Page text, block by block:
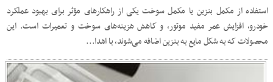
استفاده از مکمل بنزین یا مکمل سوخت یکی از راهکارهای مؤثر برای بهبود عملکرد
خودرو، افزایش عمر مفید موتور، و کاهش هزینه‌های سوخت و تعمیرات است. این
محصولات که به شکل مایع به بنزین اضافه می‌شوند، با اهدا...